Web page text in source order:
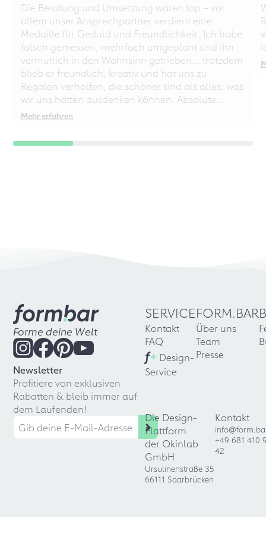
Die Beratung und Umsetzung waren top – vor
allem unser Ansprechpartner verdient eine
Medaille für Geduld und Freundlichkeit. Ich habe
falsch gemessen, mehrfach umgeplant und ihn
vermutlich in den Wahnsinn getrieben… trotzdem
blieb er freundlich, kreativ und hat uns zu
Regalen verholfen, die schöner sind als alles, was
wir uns hätten ausdenken können. Absolute
Empfehlung – auch für chaotische
Mehr erfahren
Forme deine Welt
Newsletter
Profitiere von exklusiven
Rabatten & bleib immer auf
dem Laufenden!
SERVICE
Kontakt
FAQ
f+ Design-
Service
FORM.BAR
Über uns
Team
Presse
Die Design-
Plattform
der Okinlab
GmbH
Ursulinenstraße 35
66111 Saarbrücken
Kontakt
+49 681 410
42